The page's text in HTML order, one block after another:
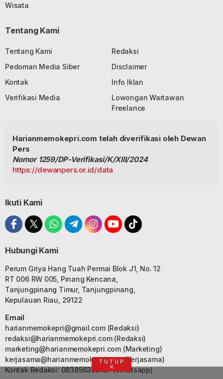
Wisata
Tentang Kami
Tentang Kami
Redaksi
Pedoman Media Siber
Disclaimer
Kontak
Info Iklan
Verifikasi Media
Lowongan Wartawan
Freelance
Harianmemokepri.com telah diverifikasi oleh Dewan
Pers
Nomor 1259/DP-Verifikasi/K/XIII/2024
https://dewanpers.or.id/data
Ikuti Kami
Hubungi Kami
Perum Griya Hang Tuah Permai Blok J1, No. 12
RT 006 RW 005, Pinang Kencana,
Tanjungpinang Timur, Tanjungpinang,
Kepulauan Riau, 29122
Email
harianmemokepri@gmail.com(Redaksi)
redaksi@harianmemokepri.com(Redaksi)
marketing@harianmemokepri.com(Marketing)
kerjasama@harianmemokepri.com(Kerjasama)
Kontak Redaksi: 083856335187 (Whatsapp)
TUTUP